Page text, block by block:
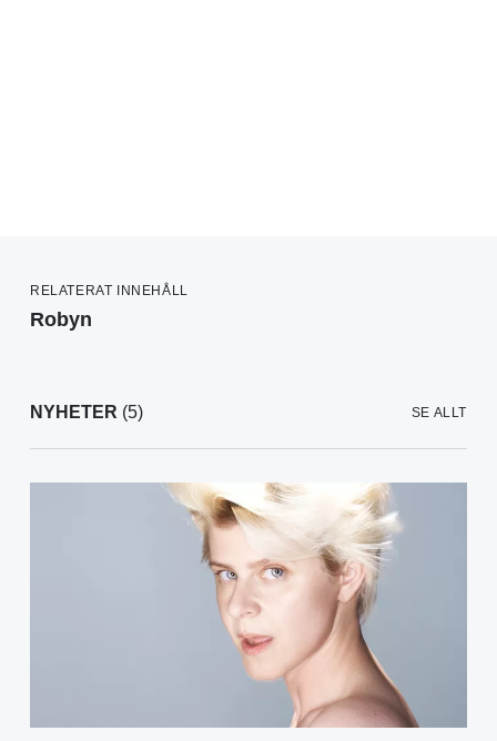
RELATERAT INNEHÅLL
Robyn
NYHETER (5) SE ALLT